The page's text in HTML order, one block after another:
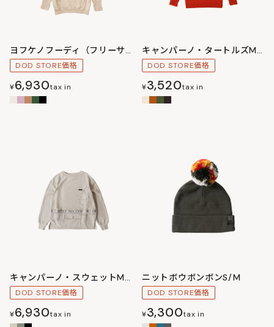
ヨフケノフーディ（フリーサイズ）
DOD STORE価格
¥6,930tax in
キャンパーノ・タートルズM/L/XL
DOD STORE価格
¥3,520tax in
キャンパーノ・スウェットM/L/XL
DOD STORE価格
¥6,930tax in
ニットボウボンボンS/M
DOD STORE価格
¥3,300tax in